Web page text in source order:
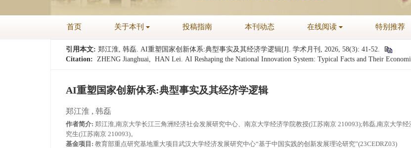
首页 关于本刊 投稿指南 本刊动态 在线阅读 特别推荐
引用本文: 郑江淮, 韩磊. AI重塑国家创新体系:典型事实及其经济学逻辑[J]. 学术月刊, 2026, 58(3): 41-52.
Citation: ZHENG Jianghuai, HAN Lei. AI Reshaping the National Innovation System: Typical Facts and Their
AI重塑国家创新体系:典型事实及其经济学逻辑
郑江淮 , 韩磊
作者简介: 郑江淮,南京大学长江三角洲经济社会发展研究中心、南京大学经济学院教授(江苏南京 210093);韩磊,南京大学
究生(江苏南京 210093)。
基金项目: 教育部重点研究基地重大项目武汉大学经济发展研究中心“基于中国实践的创新发展理论研究”(23CEDRZ03)